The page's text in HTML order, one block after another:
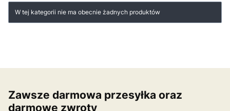
Lista produktów
W tej kategorii nie ma obecnie żadnych produktów
Zawsze darmowa przesyłka oraz
darmowe zwroty